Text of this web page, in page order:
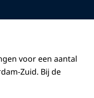
voor een aantal
Zuid. Bij de